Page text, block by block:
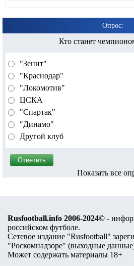
Опрос:
Кто станет
"Зенит"
"Краснодар"
"Локомотив"
ЦСКА
"Спартак"
"Динамо"
Другой клуб
Показать все
Rusfootball.info 2006-2024© -
российском футболе.
Сетевое издание "Rusfootball"
"Роскомнадзоре" (выходные данные
Может содержать материалы 18+